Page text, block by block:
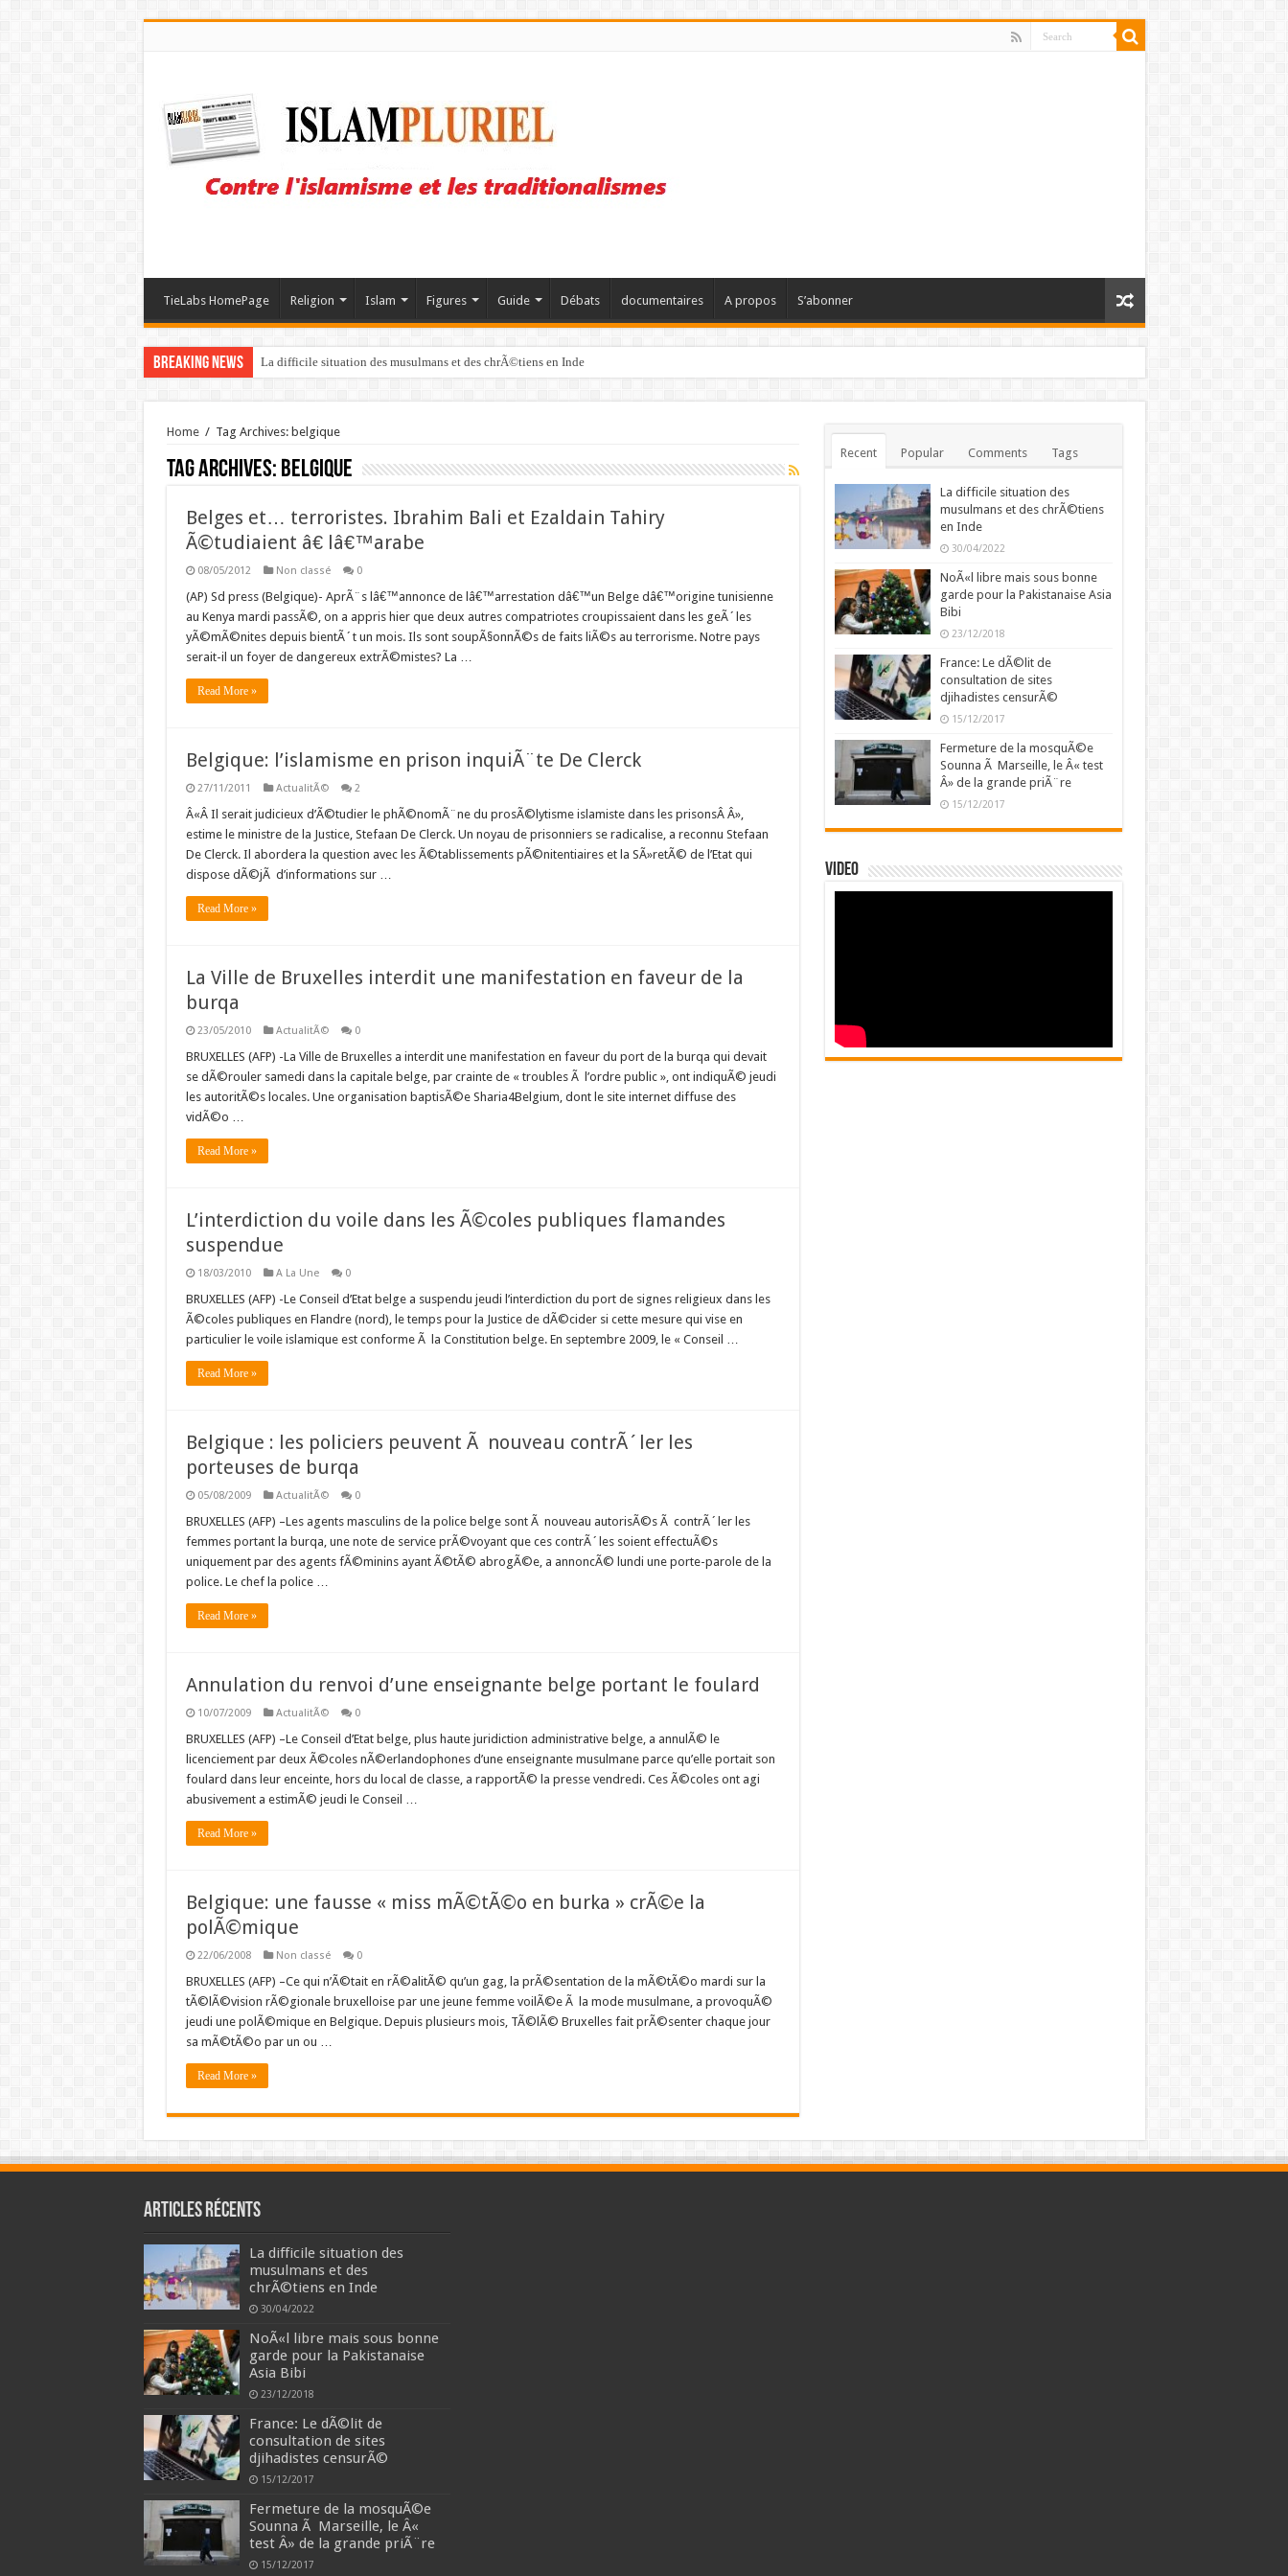
TieLabs HomePage Religion Islam Figures Guide Débats documentaires A propos S’abonner
Breaking News La difficile situation des musulmans et des chrÃ©tiens en Inde
Home / Tag Archives: belgique
Tag Archives: belgique
Belges et… terroristes. Ibrahim Bali et Ezaldain Tahiry
Ã©tudiaient â€ lâ€™arabe
08/05/2012 Non classé 0
(AP) Sd press (Belgique)- AprÃ¨s lâ€™annonce de lâ€™arrestation dâ€™un Belge dâ€™origine tunisienne
au Kenya mardi passÃ©, on a appris hier que deux autres compatriotes croupissaient dans les geÃ´les
yÃ©mÃ©nites depuis bientÃ´t un mois. Ils sont soupÃ§onnÃ©s de faits liÃ©s au terrorisme. Notre pays
serait-il un foyer de dangereux extrÃ©mistes? La …
Read More »
Belgique: l’islamisme en prison inquiÃ¨te De Clerck
27/11/2011 ActualitÃ© 2
Â«Â Il serait judicieux d’Ã©tudier le phÃ©nomÃ¨ne du prosÃ©lytisme islamiste dans les prisonsÂ Â»,
estime le ministre de la Justice, Stefaan De Clerck. Un noyau de prisonniers se radicalise, a reconnu Stefaan
De Clerck. Il abordera la question avec les Ã©tablissements pÃ©nitentiaires et la SÃ»retÃ© de l’Etat qui
dispose dÃ©jÃ d’informations sur …
Read More »
La Ville de Bruxelles interdit une manifestation en faveur de la
burqa
23/05/2010 ActualitÃ© 0
BRUXELLES (AFP) -La Ville de Bruxelles a interdit une manifestation en faveur du port de la burqa qui devait
se dÃ©rouler samedi dans la capitale belge, par crainte de « troubles Ã l’ordre public », ont indiquÃ© jeudi
les autoritÃ©s locales. Une organisation baptisÃ©e Sharia4Belgium, dont le site internet diffuse des
vidÃ©o …
Read More »
L’interdiction du voile dans les Ã©coles publiques flamandes
suspendue
18/03/2010 A La Une 0
BRUXELLES (AFP) -Le Conseil d’Etat belge a suspendu jeudi l’interdiction du port de signes religieux dans les
Ã©coles publiques en Flandre (nord), le temps pour la Justice de dÃ©cider si cette mesure qui vise en
particulier le voile islamique est conforme Ã la Constitution belge. En septembre 2009, le « Conseil …
Read More »
Belgique : les policiers peuvent Ã nouveau contrÃ´ler les
porteuses de burqa
05/08/2009 ActualitÃ© 0
BRUXELLES (AFP) –Les agents masculins de la police belge sont Ã nouveau autorisÃ©s Ã contrÃ´ler les
femmes portant la burqa, une note de service prÃ©voyant que ces contrÃ´les soient effectuÃ©s
uniquement par des agents fÃ©minins ayant Ã©tÃ© abrogÃ©e, a annoncÃ© lundi une porte-parole de la
police. Le chef la police …
Read More »
Annulation du renvoi d’une enseignante belge portant le foulard
10/07/2009 ActualitÃ© 0
BRUXELLES (AFP) –Le Conseil d’Etat belge, plus haute juridiction administrative belge, a annulÃ© le
licenciement par deux Ã©coles nÃ©erlandophones d’une enseignante musulmane parce qu’elle portait son
foulard dans leur enceinte, hors du local de classe, a rapportÃ© la presse vendredi. Ces Ã©coles ont agi
abusivement a estimÃ© jeudi le Conseil …
Read More »
Belgique: une fausse « miss mÃ©tÃ©o en burka » crÃ©e la
polÃ©mique
22/06/2008 Non classé 0
BRUXELLES (AFP) –Ce qui n’Ã©tait en rÃ©alitÃ© qu’un gag, la prÃ©sentation de la mÃ©tÃ©o mardi sur la
tÃ©lÃ©vision rÃ©gionale bruxelloise par une jeune femme voilÃ©e Ã la mode musulmane, a provoquÃ©
jeudi une polÃ©mique en Belgique. Depuis plusieurs mois, TÃ©lÃ© Bruxelles fait prÃ©senter chaque jour
sa mÃ©tÃ©o par un ou …
Read More »
Recent Popular Comments Tags
La difficile situation des
musulmans et des chrÃ©tiens
en Inde
30/04/2022
NoÃ«l libre mais sous bonne
garde pour la Pakistanaise Asia
Bibi
23/12/2018
France: Le dÃ©lit de
consultation de sites
djihadistes censurÃ©
15/12/2017
Fermeture de la mosquÃ©e
Sounna Ã Marseille, le Â« test
Â» de la grande priÃ¨re
15/12/2017
Video
Articles récents
La difficile situation des
musulmans et des
chrÃ©tiens en Inde
30/04/2022
NoÃ«l libre mais sous bonne
garde pour la Pakistanaise
Asia Bibi
23/12/2018
France: Le dÃ©lit de
consultation de sites
djihadistes censurÃ©
15/12/2017
Fermeture de la mosquÃ©e
Sounna Ã Marseille, le Â«
test Â» de la grande priÃ¨re
15/12/2017